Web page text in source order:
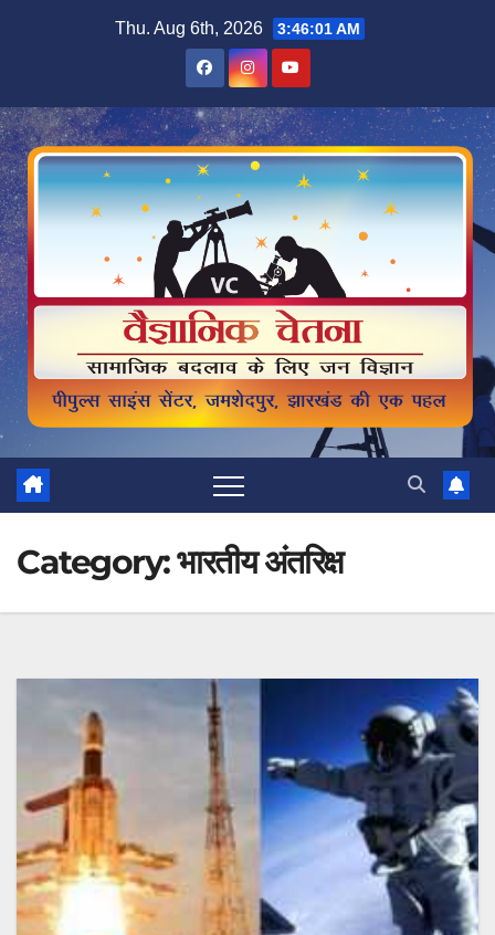
Thu. Aug 6th, 2026 3:46:01 AM
Category:भारतीय अंतरिक्ष